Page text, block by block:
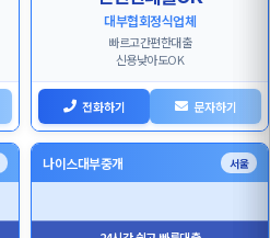
대부협회정식업체
빠르고간편한대출
신용낮아도OK
전화하기 문자하기
나이스대부중개 서울